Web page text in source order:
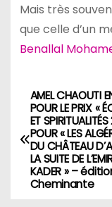
Mais très
que celle d’un
Benallal
N
a
v
AMEL CHAOUTI
POUR LE PRIX «
ET
POUR « LES
DU CHÂTEAU
LA SUITE DE
KADER » –
Cheminante